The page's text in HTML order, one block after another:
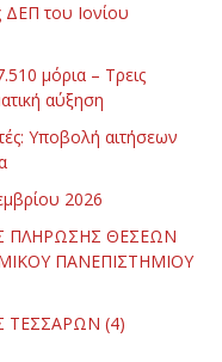
του Ιονίου
μόρια – Τρεις
αύξηση
Υποβολή αιτήσεων
2026
ΠΛΗΡΩΣΗΣ ΘΕΣΕΩΝ
ΠΑΝΕΠΙΣΤΗΜΙΟΥ
(4)